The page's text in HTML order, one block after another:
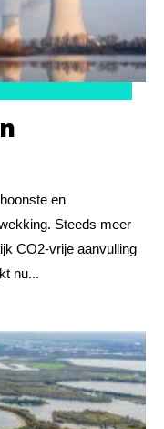
en
Steeds meer
CO2-vrije aanvulling
nu...